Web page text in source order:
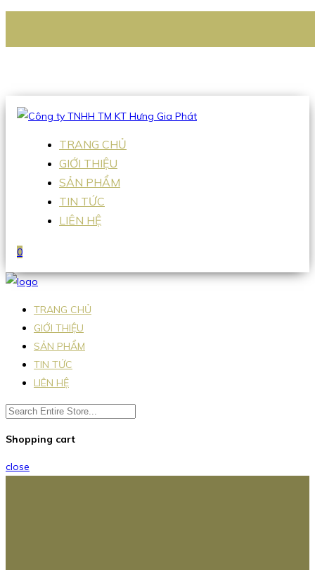
Hotline:0938 336 079
TRANG CHỦ
GIỚI THIỆU
SẢN PHẨM
TIN TỨC
LIÊN HỆ
0
TRANG CHỦ
GIỚI THIỆU
SẢN PHẨM
TIN TỨC
LIÊN HỆ
Shopping cart
close